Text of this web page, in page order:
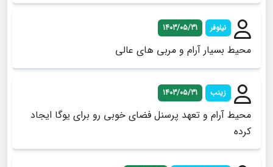
نیلوفر 1403/05/31
محیط بسیار آرام و مربی های عالی
زینب 1403/05/31
محیط آرام و تعهد پرسنل فضای خوبی رو برای یوگا ایجاد
کرده